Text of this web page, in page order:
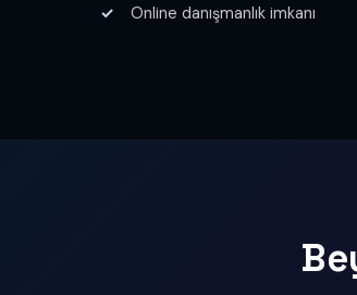
Online danışmanlık imkanı